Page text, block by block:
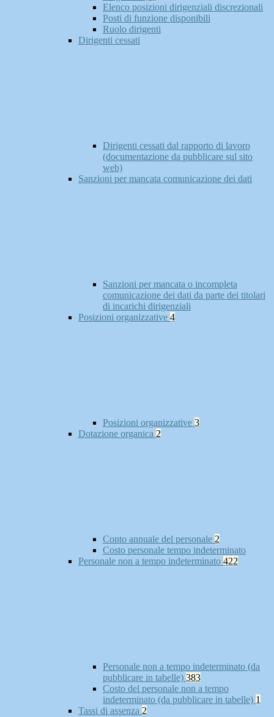
Elenco posizioni dirigenziali discrezionali
Posti di funzione disponibili
Ruolo dirigenti
Dirigenti cessati
Dirigenti cessati dal rapporto di lavoro
(documentazione da pubblicare sul sito
web)
Sanzioni per mancata comunicazione dei dati
Sanzioni per mancata o incompleta
comunicazione dei dati da parte dei titolari
di incarichi dirigenziali
Posizioni organizzative 4
Posizioni organizzative 3
Dotazione organica 2
Conto annuale del personale 2
Costo personale tempo indeterminato
Personale non a tempo indeterminato 422
Personale non a tempo indeterminato (da
pubblicare in tabelle) 383
Costo del personale non a tempo
indeterminato (da pubblicare in tabelle) 1
Tassi di assenza 2